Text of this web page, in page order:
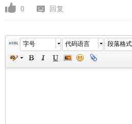
0 回复
字号 代码语言 段落格式